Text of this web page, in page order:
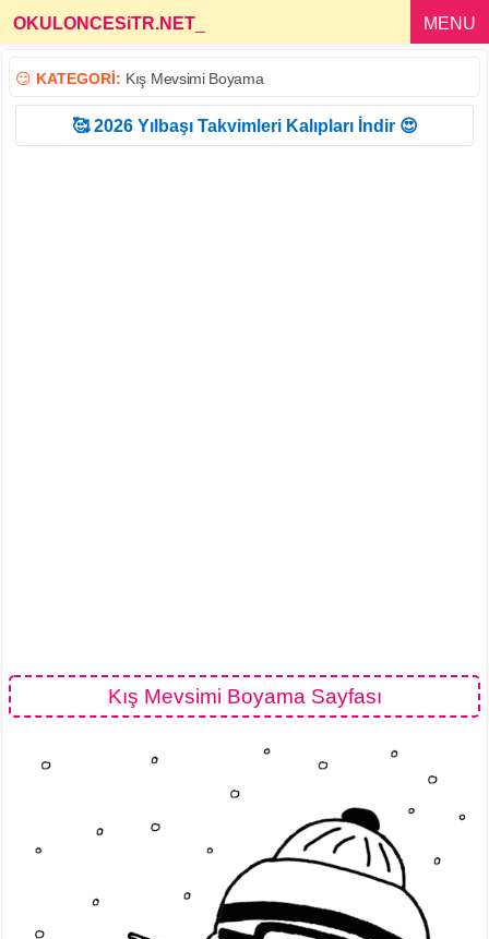
OKULONCESiTR.NET MENU
😏 KATEGORİ: Kış Mevsimi Boyama
🥰 2026 Yılbaşı Takvimleri Kalıpları İndir 😍
Kış Mevsimi Boyama Sayfası